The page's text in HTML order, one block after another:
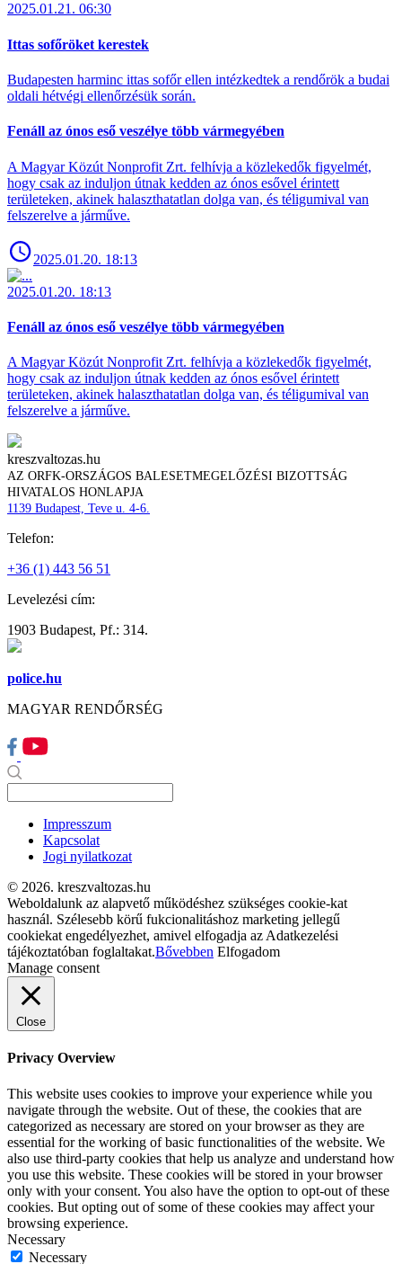
2025.01.21. 06:30
Ittas sofőröket kerestek
Budapesten harminc ittas sofőr ellen intézkedtek a rendőrök a budai
oldali hétvégi ellenőrzésük során.
Fenáll az ónos eső veszélye több vármegyében
A Magyar Közút Nonprofit Zrt. felhívja a közlekedők figyelmét,
hogy csak az induljon útnak kedden az ónos esővel érintett
területeken, akinek halaszthatatlan dolga van, és téligumival van
felszerelve a járműve.
2025.01.20. 18:13
2025.01.20. 18:13
Fenáll az ónos eső veszélye több vármegyében
A Magyar Közút Nonprofit Zrt. felhívja a közlekedők figyelmét,
hogy csak az induljon útnak kedden az ónos esővel érintett
területeken, akinek halaszthatatlan dolga van, és téligumival van
felszerelve a járműve.
kreszvaltozas.hu
AZ ORFK-ORSZÁGOS BALESETMEGELŐZÉSI BIZOTTSÁG
HIVATALOS HONLAPJA
1139 Budapest, Teve u. 4-6.
Telefon:
+36 (1) 443 56 51
Levelezési cím:
1903 Budapest, Pf.: 314.
police.hu
MAGYAR RENDŐRSÉG
Impresszum
Kapcsolat
Jogi nyilatkozat
© 2026. kreszvaltozas.hu
Weboldalunk az alapvető működéshez szükséges cookie-kat
használ. Szélesebb körű fukcionalitáshoz marketing jellegű
cookiekat engedélyezhet, amivel elfogadja az Adatkezelési
tájékoztatóban foglaltakat.Bővebben Elfogadom
Manage consent
Close
Privacy Overview
This website uses cookies to improve your experience while you
navigate through the website. Out of these, the cookies that are
categorized as necessary are stored on your browser as they are
essential for the working of basic functionalities of the website. We
also use third-party cookies that help us analyze and understand how
you use this website. These cookies will be stored in your browser
only with your consent. You also have the option to opt-out of these
cookies. But opting out of some of these cookies may affect your
browsing experience.
Necessary
Necessary